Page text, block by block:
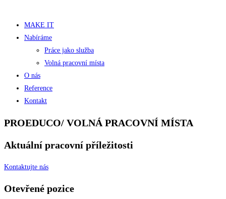
MAKE IT
Nabíráme
Práce jako služba
Volná pracovní místa
O nás
Reference
Kontakt
PROEDUCO/ VOLNÁ PRACOVNÍ MÍSTA
Aktuální pracovní příležitosti
Kontaktujte nás
Otevřené pozice